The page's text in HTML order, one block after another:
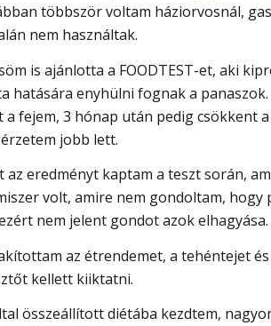
többször voltam háziorvosnál,
nem használtak.
is ajánlotta a FOODTEST-et, aki
hatására enyhülni fognak a
fejem, 3 hónap után pedig csökkent
jobb lett.
az eredményt kaptam a teszt során,
volt, amire nem gondoltam,
nem jelent gondot azok elhagyása.
az étrendemet, a tehéntejet
kellett kiiktatni.
összeállított diétába kezdtem,